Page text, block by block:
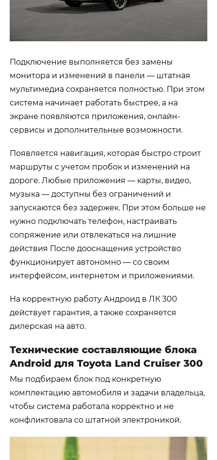
Подключение выполняется без замены
монитора и изменений в панели — штатная
мультимедиа сохраняется полностью. При этом
система начинает работать быстрее, а на
экране появляются приложения, онлайн-
сервисы и дополнительные возможности.
Появляется навигация, которая быстро строит
маршруты с учетом пробок и изменений на
дороге. Любые приложения — карты, видео,
музыка — доступны без ограничений и
запускаются без задержек. При этом больше не
нужно подключать телефон, настраивать
сопряжение или отвлекаться на лишние
действия После дооснащения устройство
функционирует автономно — со своим
интерфейсом, интернетом и приложениями.
На корректную работу Андроид в ЛК 300
действует гарантия, а также сохраняется
дилерская на авто.
Технические составляющие блока
Android для Toyota Land Cruiser 300
Мы подбираем блок под конкретную
комплектацию автомобиля и задачи владельца,
чтобы система работала корректно и не
конфликтовала со штатной электроникой.